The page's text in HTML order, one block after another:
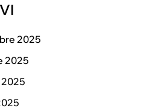
2025
2025